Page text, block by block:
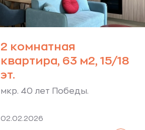
2 комнатная
квартира, 63 м2, 15/18
эт.
мкр. 40 лет Победы.
02.02.2026